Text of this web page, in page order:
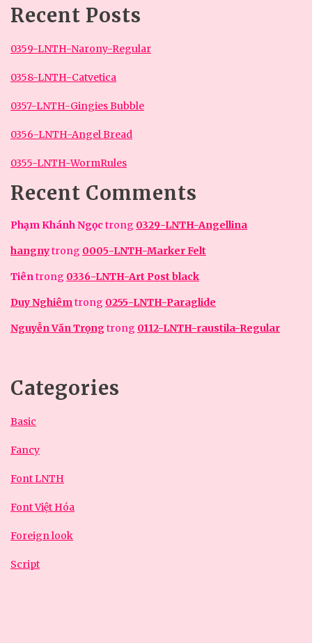
Recent Posts
0359-LNTH-Narony-Regular
0358-LNTH-Catvetica
0357-LNTH-Gingies Bubble
0356-LNTH-Angel Bread
0355-LNTH-WormRules
Recent Comments
Phạm Khánh Ngọc trong 0329-LNTH-Angellina
hangnytrong 0005-LNTH-Marker Felt
Tiêntrong 0336-LNTH-Art Post black
Duy Nghiêmtrong 0255-LNTH-Paraglide
Nguyễn Văn Trọngtrong 0112-LNTH-raustila-Regular
Categories
Basic
Fancy
Font LNTH
Font Việt Hóa
Foreign look
Script